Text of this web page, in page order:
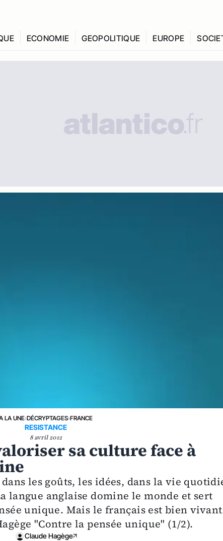
ECONOMIE GEOPOLITIQUE EUROPE
LA UNE›DÉCRYPTAGES›FRANCE
RESISTANCE
8 avril 2012
sa culture face à
les goûts, les idées, dans la vie
langue anglaise domine le monde et sert
unique. Mais le français est bien
"Contre la pensée unique" (1/2).
Claude Hagège